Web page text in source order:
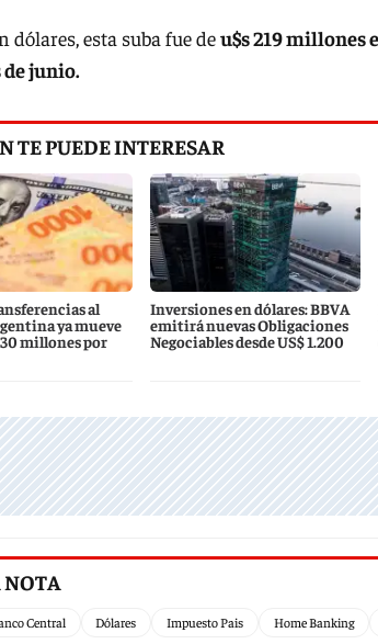
dólares, esta suba fue deu$s 219 millones
junio.
TE PUEDE INTERESAR
al
ya mueve
30 millones por
Inversiones en dólares: BBVA
emitirá nuevas Obligaciones
Negociables desde US$ 1.200
NOTA
Central Dólares Impuesto Pais Home Banking